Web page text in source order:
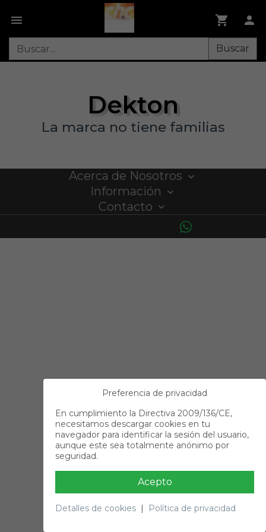
Buscar
Dekton
La marca no tiene familias
Acerca de Nosotros
Información
Contacto
Preferencia de privacidad
En cumplimiento la Directiva 2009/136/CE,
necesitamos descargar cookies en tu
navegador para identificar la sesión del usuario,
aunque este sea totalmente anónimo por
seguridad.
Acepto
Detalles de cookies | Política de privacidad